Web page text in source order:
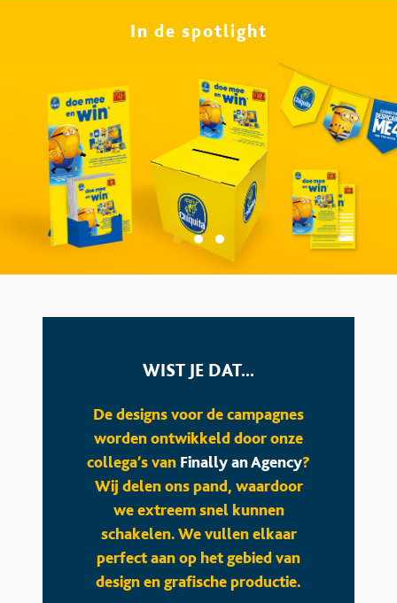
In de spotlight
WIST JE DAT...
De designs voor de campagnes
worden ontwikkeld door onze
collega’s van Finally an Agency?
Wij delen ons pand, waardoor
we extreem snel kunnen
schakelen. We vullen elkaar
perfect aan op het gebied van
design en grafische productie.